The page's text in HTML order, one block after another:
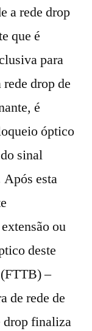
a rede drop
que é
para
drop de
é
óptico
sinal
esta
ou
deste
–
de rede de
drop finaliza